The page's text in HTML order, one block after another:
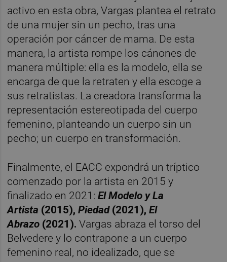
activo en esta obra, Vargas plantea el retrato
de una mujer sin un pecho, tras una
operación por cáncer de mama. De esta
manera, la artista rompe los cánones de
manera múltiple: ella es la modelo, ella se
encarga de que la retraten y ella escoge a
sus retratistas. La creadora transforma la
representación estereotipada del cuerpo
femenino, planteando un cuerpo sin un
pecho; un cuerpo en transformación.
Finalmente, el EACC expondrá un tríptico
comenzado por la artista en 2015 y
finalizado en 2021:El Modelo y La
Artista (2015),Piedad(2021),El
Abrazo (2021).Vargas abraza el torso del
Belvedere y lo contrapone a un cuerpo
femenino real, no idealizado, que se